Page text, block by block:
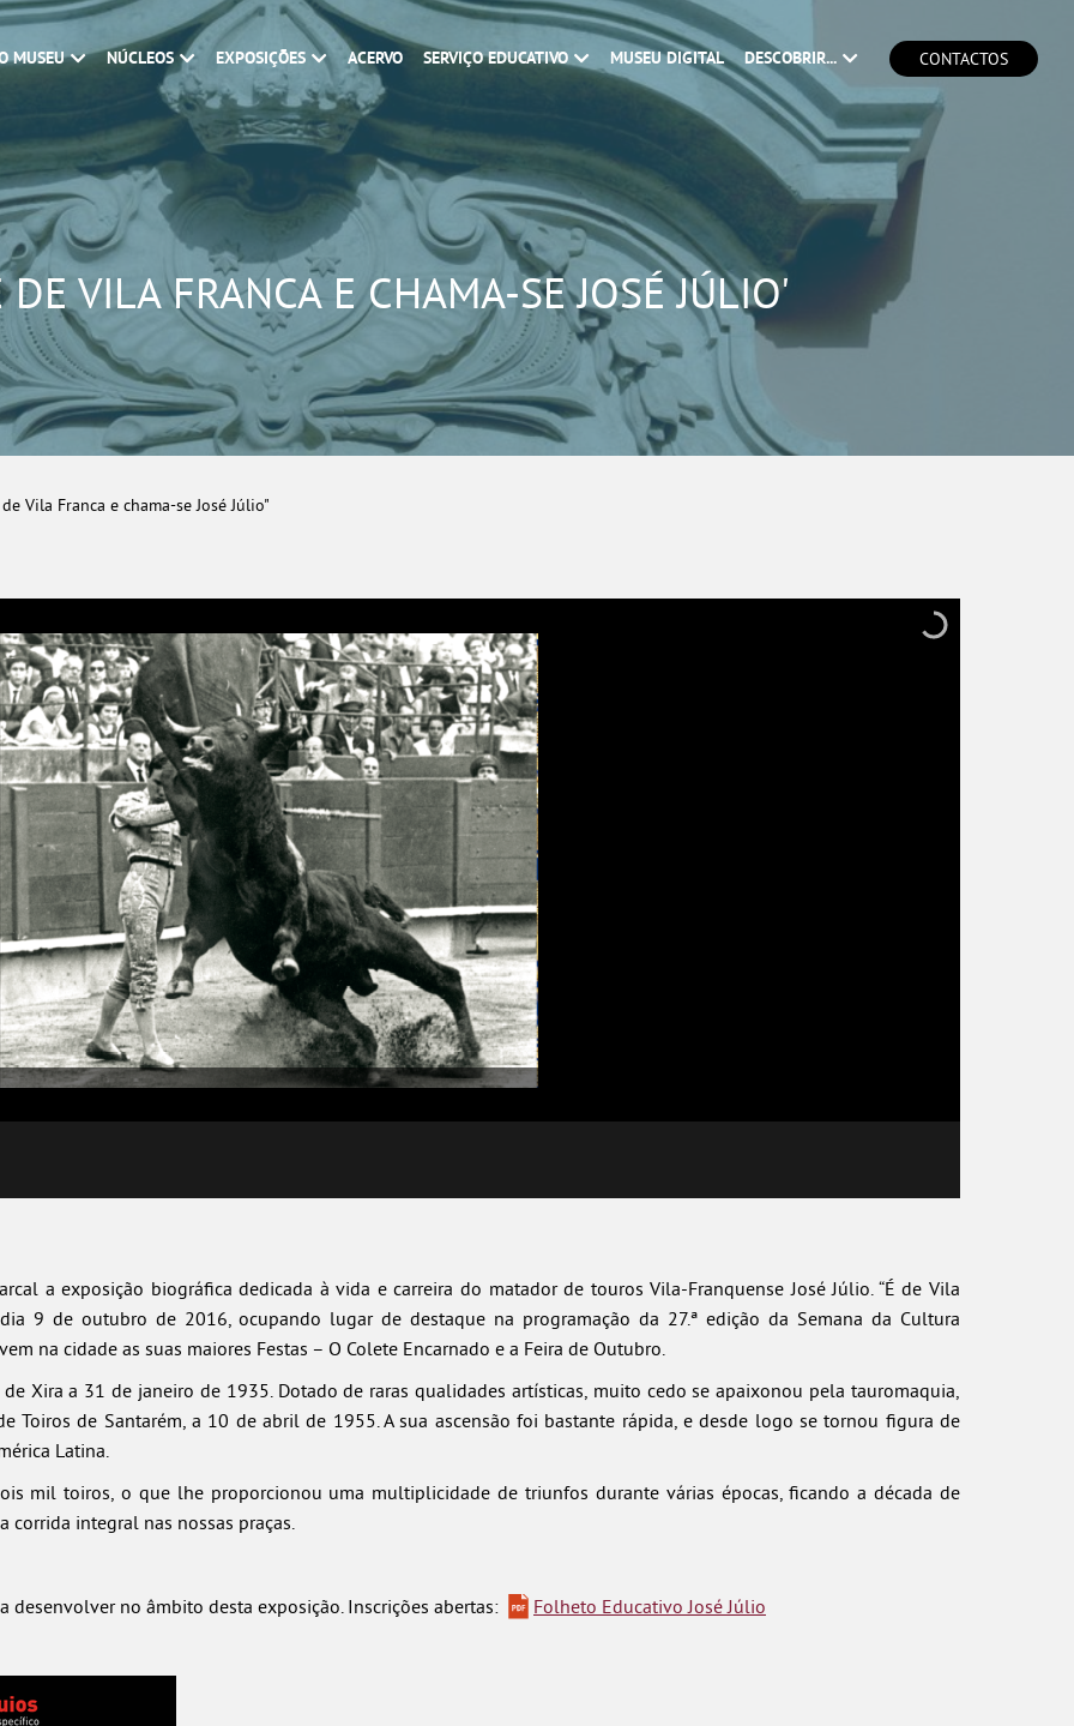
MUSEU NÚCLEOS EXPOSIÇÕES ACERVO SERVIÇO EDUCATIVO MUSEU DIGITAL DESCOBRIR... CONTACTOS
DE VILA FRANCA E CHAMA-SE JOSÉ JÚLIO'
Vila Franca e chama-se José Júlio"
a exposição biográfica dedicada à vida e carreira do matador de touros Vila-Franquense José Júlio. “É de Vila
9 de outubro de 2016, ocupando lugar de destaque na programação da 27.ª edição da Semana da Cultura
na cidade as suas maiores Festas – O Colete Encarnado e a Feira de Outubro.
de Xira a 31 de janeiro de 1935. Dotado de raras qualidades artísticas, muito cedo se apaixonou pela tauromaquia,
Toiros de Santarém, a 10 de abril de 1955. A sua ascensão foi bastante rápida, e desde logo se tornou figura de
Latina.
mil toiros, o que lhe proporcionou uma multiplicidade de triunfos durante várias épocas, ficando a década de
corrida integral nas nossas praças.
no âmbito desta exposição. Inscrições abertas:
Folheto Educativo José Júlio